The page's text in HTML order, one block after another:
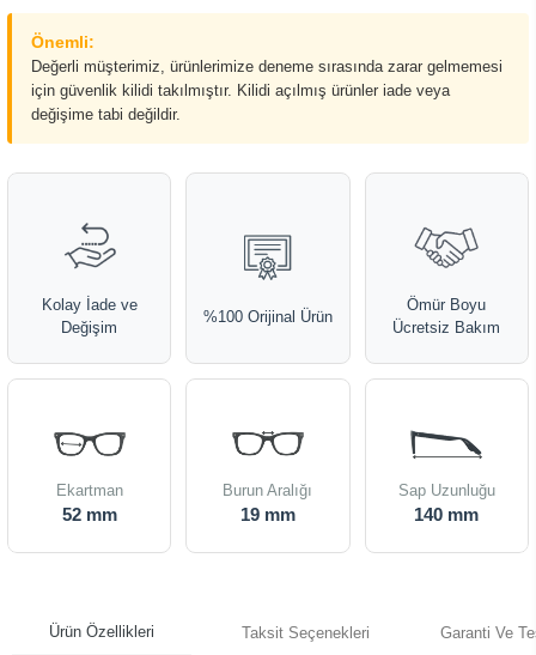
Önemli:
Değerli müşterimiz, ürünlerimize deneme sırasında zarar gelmemesi
için güvenlik kilidi takılmıştır. Kilidi açılmış ürünler iade veya
değişime tabi değildir.
Kolay İade ve
Değişim
%100 Orijinal Ürün
Ömür Boyu
Ücretsiz Bakım
Ekartman
52 mm
Burun Aralığı
19 mm
Sap Uzunluğu
140 mm
Ürün Özellikleri Taksit Seçenekleri Garanti Ve